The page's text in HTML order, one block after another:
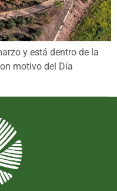
y está dentro de la
motivo del Día